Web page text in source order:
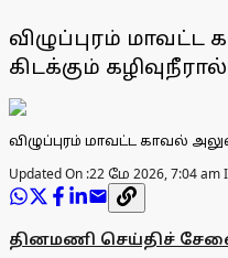
விழுப்புரம்
கிடக்கும்
விழுப்புரம் மாவட்ட காவல்
Updated On :22 மே 2026, 7:04 am
தினமணி செய்திச்